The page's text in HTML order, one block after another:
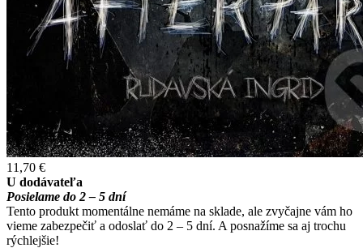
11,70 €
U dodávateľa
Posielame do 2 – 5 dní
Tento produkt momentálne nemáme na sklade, ale zvyčajne vám ho
vieme zabezpečiť a odoslať do 2 – 5 dní. A posnažíme sa aj trochu
rýchlejšie!